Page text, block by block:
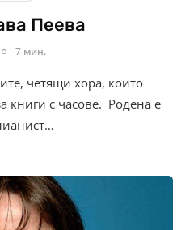
Пеева
7 мин.
четящи хора, които
книги с часове. Родена е